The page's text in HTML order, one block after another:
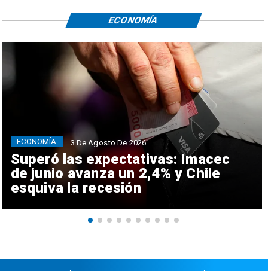
Superó las expectativas: Imacec
de junio avanza un 2,4% y Chile
esquiva la recesión
ECONOMÍA 3 De Agosto De 2026
ECONOMÍA